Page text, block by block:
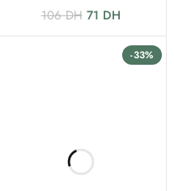
106DH 71 DH
-33%